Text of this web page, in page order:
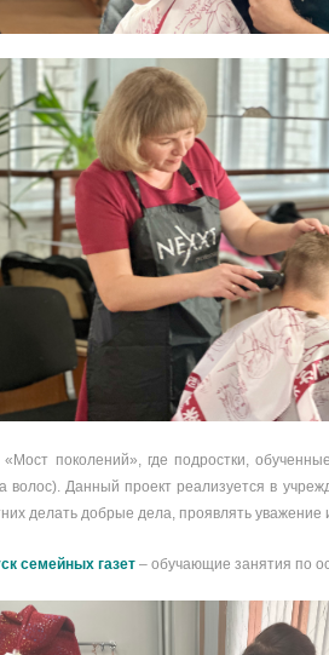
поколений», где подростки,
волос). Данный проект реализуется в
делать добрые дела, проявлять уважение
семейных газет – обучающие занятия по